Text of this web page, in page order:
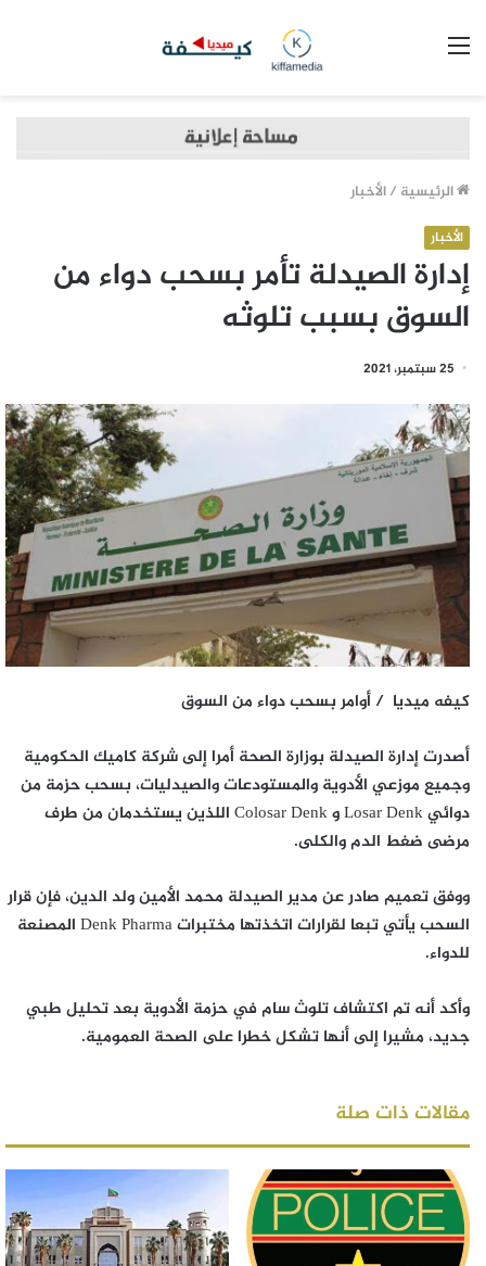
الرئيسية /الأخبار
الأخبار
إدارة الصيدلة تأمر بسحب دواء من
السوق بسبب تلوثه
25 سبتمبر، 2021
كيفه ميديا / أوامر بسحب دواء من السوق
أصدرت إدارة الصيدلة بوزارة الصحة أمرا إلى شركة كاميك الحكومية
وجميع موزعي الأدوية والمستودعات والصيدليات، بسحب حزمة من
دوائي Losar Denk و Colosar Denk اللذين يستخدمان من طرف
مرضى ضغط الدم والكلى.
ووفق تعميم صادر عن مدير الصيدلة محمد الأمين ولد الدين، فإن قرار
السحب يأتي تبعا لقرارات اتخذتها مختبرات Denk Pharma المصنعة
للدواء.
وأكد أنه تم اكتشاف تلوث سام في حزمة الأدوية بعد تحليل طبي
جديد، مشيرا إلى أنها تشكل خطرا على الصحة العمومية.
مقالات ذات صلة